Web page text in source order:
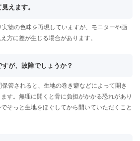
えます。
物の色味を再現していますが、モニターや画
方に差が生じる場合があります。
が、故障でしょうか？
管されると、生地の巻き癖などによって開き
す。無理に開くと骨に負担がかかる恐れがあり
そっと生地をほぐしてから開いていただくこと